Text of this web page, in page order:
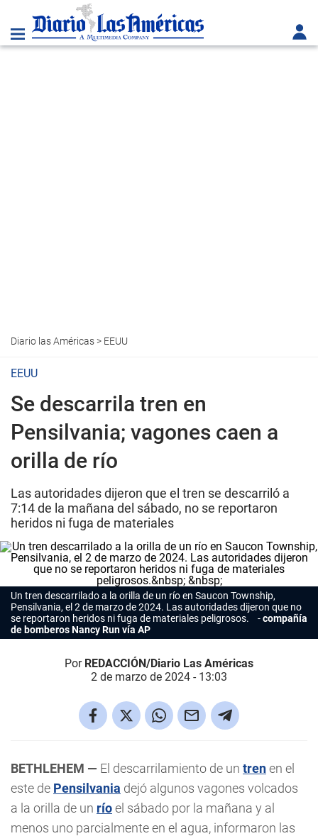
Diario las Américas> EEUU
EEUU
Se descarrila tren en
Pensilvania; vagones caen a
orilla de río
Las autoridades dijeron que el tren se descarriló a
7:14 de la mañana del sábado, no se reportaron
heridos ni fuga de materiales
Un tren descarrilado a la orilla de un río en Saucon Township,
Pensilvania, el 2 de marzo de 2024. Las autoridades dijeron que no
se reportaron heridos ni fuga de materiales peligrosos.
compañía
de bomberos Nancy Run vía AP
Por REDACCIÓN/Diario Las Américas
2 de marzo de 2024 - 13:03
BETHLEHEM — El descarrilamiento de un trenen el
este de Pensilvania dejó algunos vagones volcados
a la orilla de un ríoel sábado por la mañana y al
menos uno parcialmente en el agua, informaron las